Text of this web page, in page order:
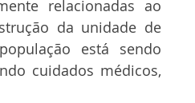
relacionadas ao
da unidade de
está sendo
cuidados médicos,